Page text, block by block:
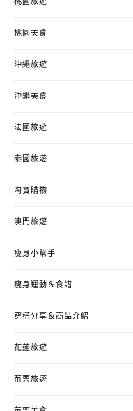
桃園旅遊
桃園美食
沖繩旅遊
沖繩美食
法國旅遊
泰國旅遊
淘寶購物
澳門旅遊
瘦身小幫手
瘦身運動＆食譜
穿搭分享＆商品介紹
花蓮旅遊
苗栗旅遊